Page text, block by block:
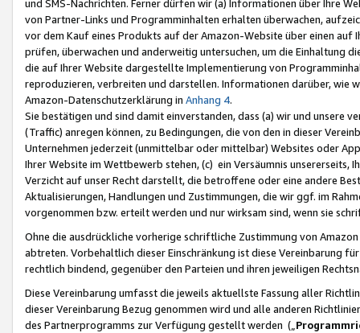
und SMS-Nachrichten. Ferner dürfen wir (a) Informationen über Ihre
von Partner-Links und Programminhalten erhalten überwachen,
vor dem Kauf eines Produkts auf der Amazon-Website über einen
prüfen, überwachen und anderweitig untersuchen, um die Einhaltung
die auf Ihrer Website dargestellte Implementierung von
reproduzieren, verbreiten und darstellen. Informationen darüber, wie
Amazon-Datenschutzerklärung in Anhang 4.
Sie bestätigen und sind damit einverstanden, dass (a) wir und
(Traffic) anregen können, zu Bedingungen, die von den in dieser
Unternehmen jederzeit (unmittelbar oder mittelbar) Websites oder
Ihrer Website im Wettbewerb stehen, (c) ein Versäumnis unsererseits,
Verzicht auf unser Recht darstellt, die betroffene oder eine andere
Aktualisierungen, Handlungen und Zustimmungen, die wir ggf. im
vorgenommen bzw. erteilt werden und nur wirksam sind, wenn sie
Ohne die ausdrückliche vorherige schriftliche Zustimmung von
abtreten. Vorbehaltlich dieser Einschränkung ist diese Vereinbarung
rechtlich bindend, gegenüber den Parteien und ihren jeweiligen
Diese Vereinbarung umfasst die jeweils aktuellste Fassung aller
dieser Vereinbarung Bezug genommen wird und alle anderen
des Partnerprogramms zur Verfügung gestellt werden („